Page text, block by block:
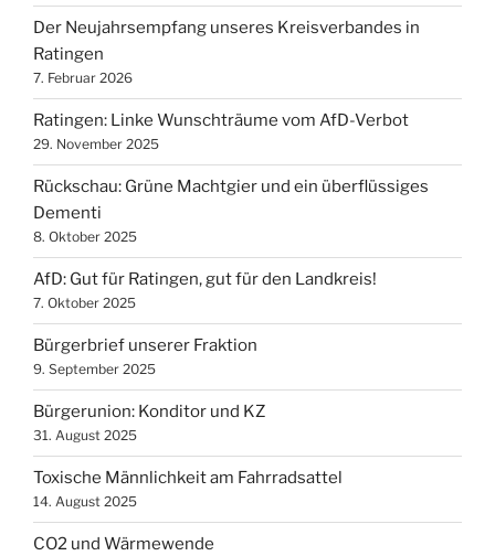
Der Neujahrsempfang unseres Kreisverbandes in
Ratingen
7. Februar 2026
Ratingen: Linke Wunschträume vom AfD-Verbot
29. November 2025
Rückschau: Grüne Machtgier und ein überflüssiges
Dementi
8. Oktober 2025
AfD: Gut für Ratingen, gut für den Landkreis!
7. Oktober 2025
Bürgerbrief unserer Fraktion
9. September 2025
Bürgerunion: Konditor und KZ
31. August 2025
Toxische Männlichkeit am Fahrradsattel
14. August 2025
CO2 und Wärmewende